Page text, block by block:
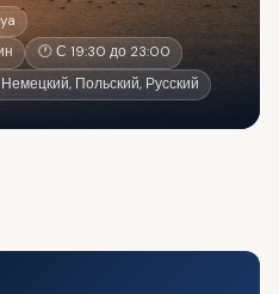
🕐 С 19:30 до 23:00
Польский, Русский